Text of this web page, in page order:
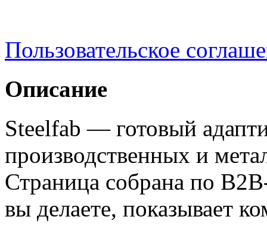
Пользовательское
Описание
Steelfab — готовый
производственных и
Страница собрана по
вы делаете, показывает